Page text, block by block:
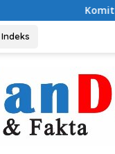
Komitmen Merawat
Indeks